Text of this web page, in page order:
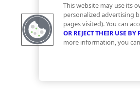
Financiación
This website may use its
personalized advertising
pages visited). You can
OR REJECT THEIR USE
more information, you